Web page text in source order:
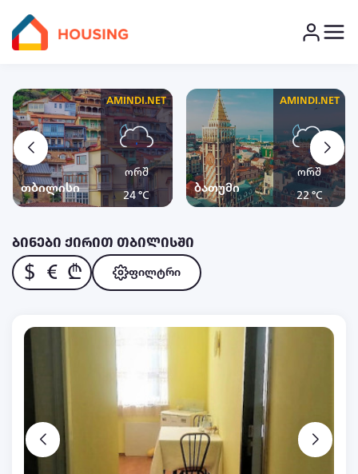
თბილისი
AMINDI.NET
ორშ
24 °C
ბათუმი
AMINDI.NET
ორშ
22 °C
ბინები ქირით თბილისში
$ € ₾ ფილტრი